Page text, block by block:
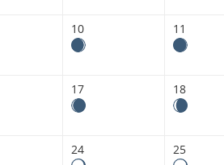
10 11
17 18
24 25